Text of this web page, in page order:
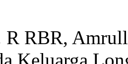
R RBR,